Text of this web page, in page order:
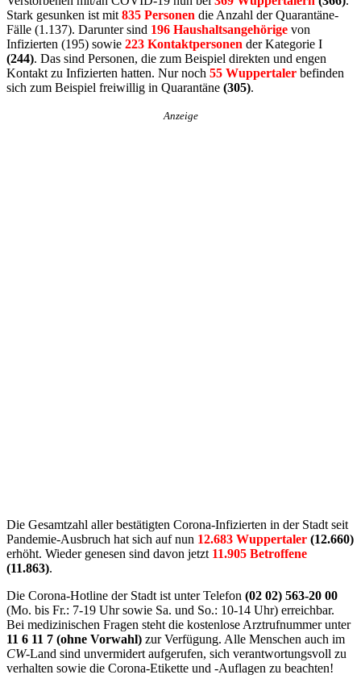
Stark gesunken ist mit 835 Personen die Anzahl der Quarantäne-
Fälle (1.137). Darunter sind 196 Haushaltsangehörige von
Infizierten (195) sowie 223 Kontaktpersonen der Kategorie I
(244). Das sind Personen, die zum Beispiel direkten und engen
Kontakt zu Infizierten hatten. Nur noch 55 Wuppertaler befinden
sich zum Beispiel freiwillig in Quarantäne (305).
Anzeige
Die Gesamtzahl aller bestätigten Corona-Infizierten in der Stadt seit
Pandemie-Ausbruch hat sich auf nun 12.683 Wuppertaler (12.660)
erhöht. Wieder genesen sind davon jetzt 11.905 Betroffene
(11.863).
Die Corona-Hotline der Stadt ist unter Telefon (02 02) 563-20 00
(Mo. bis Fr.: 7-19 Uhr sowie Sa. und So.: 10-14 Uhr) erreichbar.
Bei medizinischen Fragen steht die kostenlose Arztrufnummer unter
11 6 11 7 (ohne Vorwahl) zur Verfügung. Alle Menschen auch im
CW-Land sind unvermidert aufgerufen, sich verantwortungsvoll zu
verhalten sowie die Corona-Etikette und -Auflagen zu beachten!